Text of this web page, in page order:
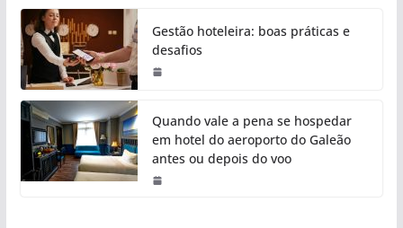
Gestão hoteleira: boas práticas e
desafios
Quando vale a pena se hospedar
em hotel do aeroporto do Galeão
antes ou depois do voo